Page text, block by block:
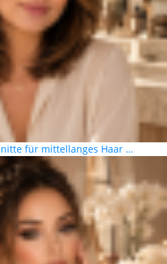
für mittellanges Haar …